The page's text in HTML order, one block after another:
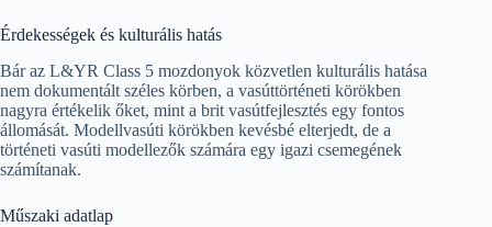
Érdekességek és kulturális hatás
Bár az L&YR Class 5 mozdonyok közvetlen kulturális hatása
nem dokumentált széles körben, a vasúttörténeti körökben
nagyra értékelik őket, mint a brit vasútfejlesztés egy fontos
állomását. Modellvasúti körökben kevésbé elterjedt, de a
történeti vasúti modellezők számára egy igazi csemegének
számítanak.
Műszaki adatlap